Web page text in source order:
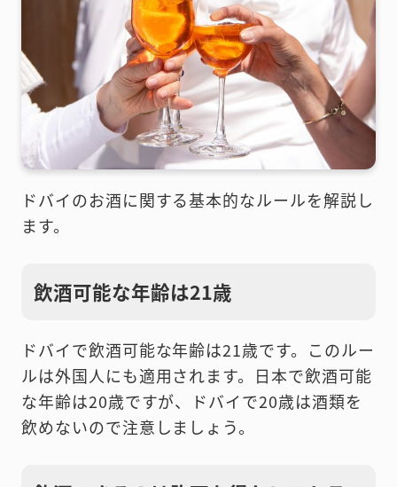
ドバイのお酒に関する基本的なルールを解説し
ます。
飲酒可能な年齢は21歳
ドバイで飲酒可能な年齢は21歳です。このルー
ルは外国人にも適用されます。日本で飲酒可能
な年齢は20歳ですが、ドバイで20歳は酒類を
飲めないので注意しましょう。